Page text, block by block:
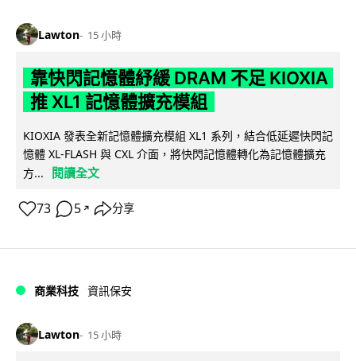
Lawton 15 小時
靠快閃記憶體紓緩 DRAM 不足 KIOXIA
推 XL1 記憶體擴充模組
KIOXIA 發表全新記憶體擴充模組 XL1 系列，結合低延遲快閃記
憶體 XL-FLASH 與 CXL 介面，將快閃記憶體轉化為記憶體擴充
方...
閱讀全文
73 5 ↗ 分享
商業科技 資訊保安
Lawton 15 小時